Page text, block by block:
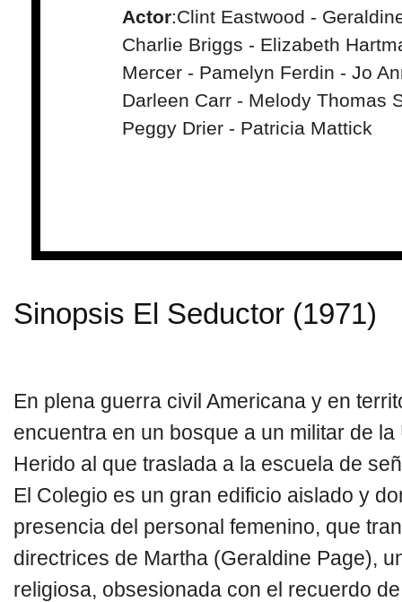
Actor:Clint Eastwood -
Charlie Briggs - Elizabeth
Mercer - Pamelyn Ferdin - Jo
Darleen Carr - Melody Thomas
Peggy Drier - Patricia Mattick
Sinopsis El Seductor (1971)
En plena guerra civil Americana y en
encuentra en un bosque a un militar de
Herido al que traslada a la escuela de
El Colegio es un gran edificio aislado y
presencia del personal femenino, que
directrices de Martha (Geraldine Page),
religiosa, obsesionada con el recuerdo